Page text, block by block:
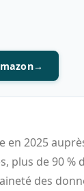
→
en 2025
plus de 90 %
des